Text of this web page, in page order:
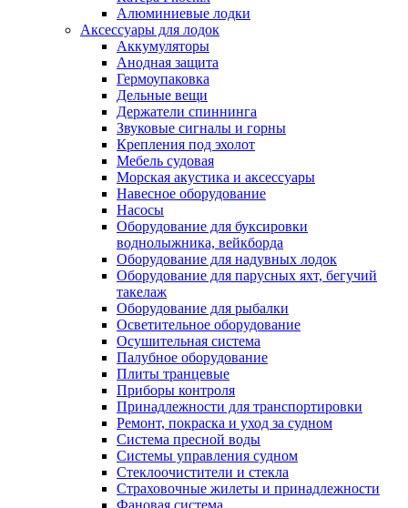
Алюминиевые лодки
Аксессуары для лодок
Аккумуляторы
Анодная защита
Гермоупаковка
Дельные вещи
Держатели спиннинга
Звуковые сигналы и горны
Крепления под эхолот
Мебель судовая
Морская акустика и аксессуары
Навесное оборудование
Насосы
Оборудование для буксировки
воднолыжника, вейкборда
Оборудование для надувных лодок
Оборудование для парусных яхт, бегучий
такелаж
Оборудование для рыбалки
Осветительное оборудование
Осушительная система
Палубное оборудование
Плиты транцевые
Приборы контроля
Принадлежности для транспортировки
Ремонт, покраска и уход за судном
Система пресной воды
Системы управления судном
Стеклоочистители и стекла
Страховочные жилеты и принадлежности
Фановая система